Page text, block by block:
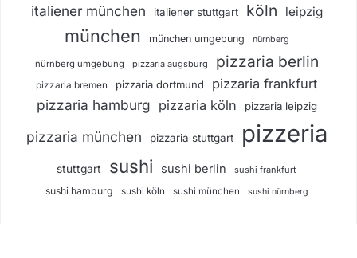
italiener münchen italiener stuttgart köln leipzig
münchen münchen umgebung nürnberg
nürnberg umgebung pizzaria augsburg pizzaria berlin
pizzaria bremen pizzaria dortmund pizzaria frankfurt
pizzaria hamburg pizzaria köln pizzaria leipzig
pizzaria münchen pizzaria stuttgart pizzeria
stuttgart sushi sushi berlin sushi frankfurt
sushi hamburg sushi köln sushi münchen sushi nürnberg